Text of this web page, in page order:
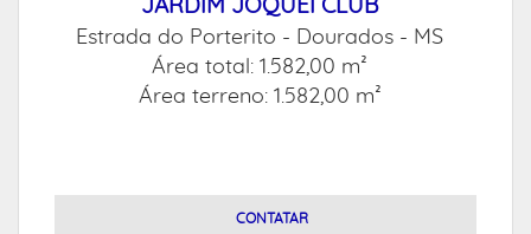
JARDIM JOQUEI CLUB
Estrada do Porterito - Dourados - MS
Área total: 1.582,00 m²
Área terreno: 1.582,00 m²
CONTATAR